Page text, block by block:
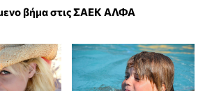
βήμα στις ΣΑΕΚ ΑΛΦΑ